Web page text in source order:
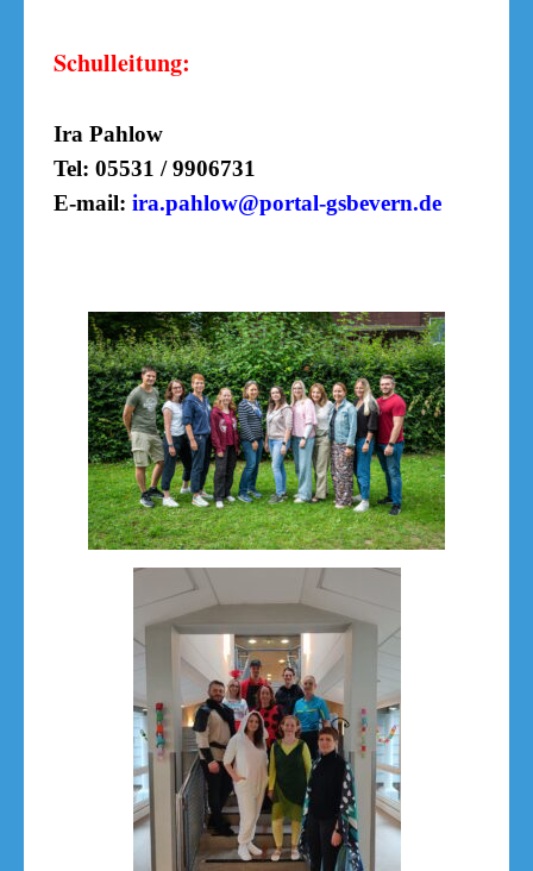
Schulleitung:
Ira Pahlow
Tel: 05531 / 9906731
E-mail: ira.pahlow@portal-gsbevern.de